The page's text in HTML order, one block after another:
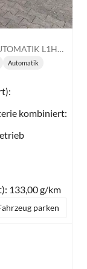
Titanium X 2.5 Hybrid PHEV 232PS CVT/AUTOMATIK L1H1, 5J Garantie, 8 Plätze, 19" Alu, Elektr. Sitze + Kunstleder Sitzheizung, 3-Zonen-Klimautomatik, Alarm, 2 Schiebetüren, Adaptiver Tempomat, Toter-Winkel, Privacy-Glas, Parksensoren v/h, 360°-Kamera
Getriebe:
Automatik
kombiniert:
133,00 g/km
parken